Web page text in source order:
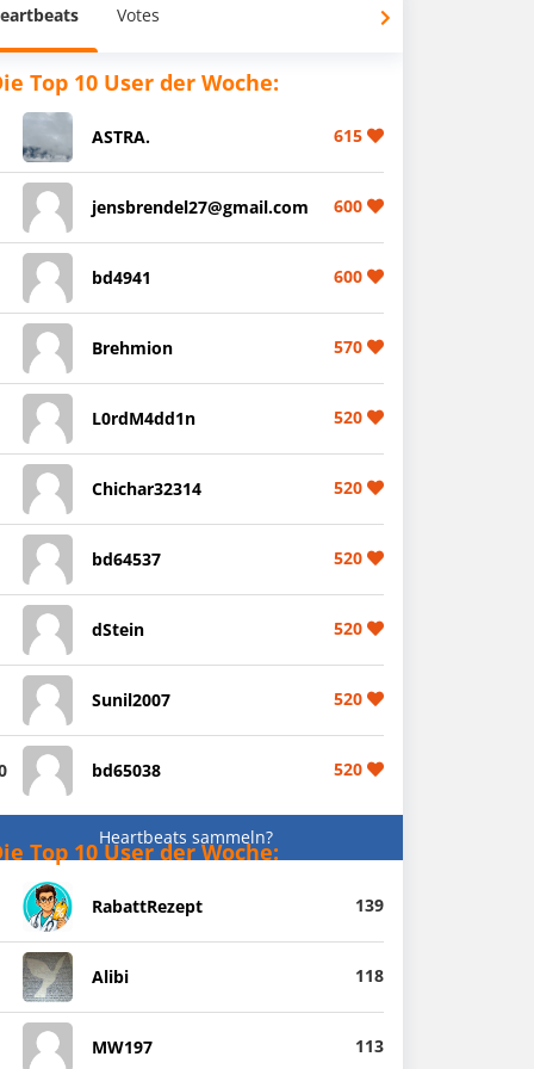
Votes
Top 10 User der Woche:
ASTRA. 615
jensbrendel27@gmail.com 600
bd4941 600
Brehmion 570
L0rdM4dd1n 520
Chichar32314 520
bd64537 520
dStein 520
Sunil2007 520
bd65038 520
Heartbeats sammeln?
Top 10 User der Woche:
RabattRezept 139
Alibi 118
MW197 113